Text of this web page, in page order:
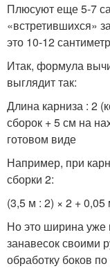
Плюсуют еще 5-7
«встретившихся»
это 10-12
Итак, формула
выглядит так:
Длина карниза : 2
сборок + 5 см на
готовом виде
Например, при
сборки 2:
(3,5 м : 2) × 2 +
Но это ширина уже
занавесок своими
обработку боков